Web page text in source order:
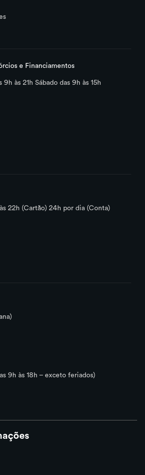
e Financiamentos
9h às 21h Sábado das 9h às 15h
22h (Cartão) 24h por dia (Conta)
9h às 18h – exceto feriados)